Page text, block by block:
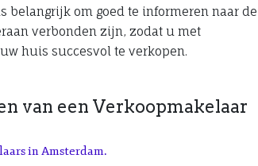
om goed te informeren naar de
verbonden zijn, zodat u met
huis succesvol te verkopen.
van een Verkoopmakelaar
in Amsterdam.